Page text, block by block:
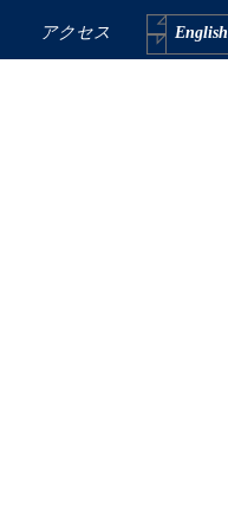
アクセス English